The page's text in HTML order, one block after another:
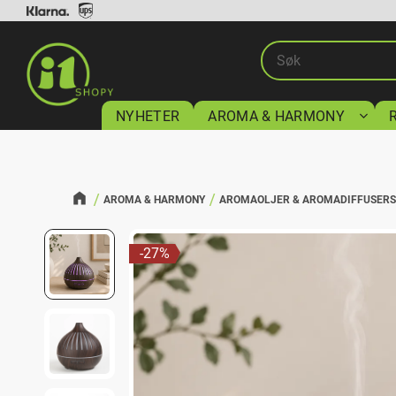
NYHETER AROMA & HARMONY
AROMA & HARMONY AROMAOLJER & AROMADIFFUSERS
27%